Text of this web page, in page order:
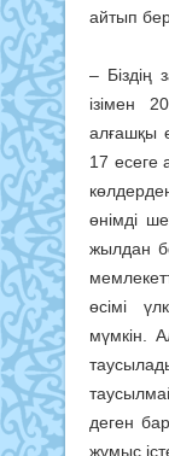
айтып
– Біздің
ізімен
алғашқы
17 есе­­ге
өнімді
жылдан
өсімі
мүмкін.
деген
жұмыс